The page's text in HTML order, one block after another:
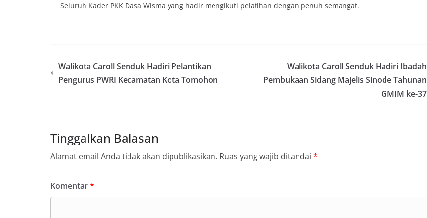
Seluruh Kader PKK Dasa Wisma yang hadir mengikuti pelatihan dengan penuh semangat.
Walikota Caroll Senduk Hadiri Pelantikan
Pengurus PWRI Kecamatan Kota Tomohon
Walikota Caroll Senduk Hadiri Ibadah
Pembukaan Sidang Majelis Sinode Tahunan
GMIM ke-37
Tinggalkan Balasan
Alamat email Anda tidak akan dipublikasikan. Ruas yang wajib ditandai *
Komentar*